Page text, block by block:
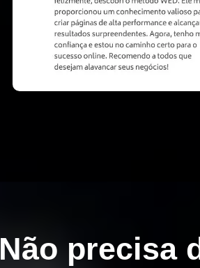
Não precisa